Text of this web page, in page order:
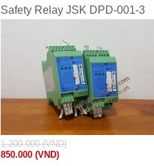
Safety Relay JSK DPD-001-3
1.200.000 (VND)
850.000 (VND)